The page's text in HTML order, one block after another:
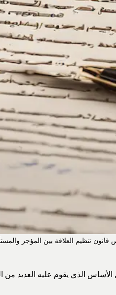
تنظيم العلاقة بين المؤجر
الذي يقوم عليه العديد من